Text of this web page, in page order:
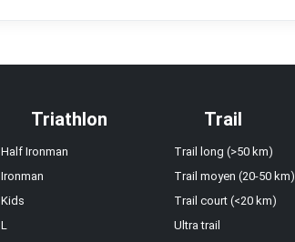
Triathlon
Half Ironman
Ironman
Kids
L
Trail
Trail long (>50 km)
Trail moyen (20-50 km)
Trail court (<20 km)
Ultra trail